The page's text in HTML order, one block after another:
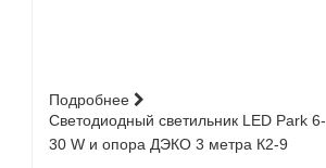
Подробнее
Светодиодный светильник LED Park 6-
30 W и опора ДЭКО 3 метра К2-9